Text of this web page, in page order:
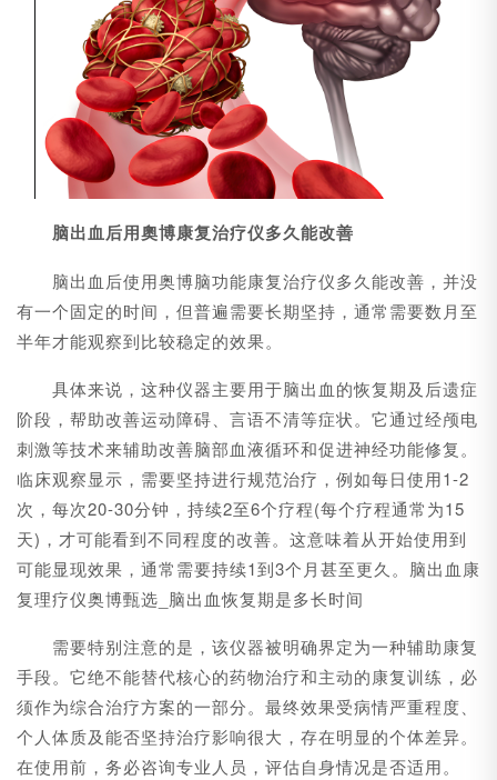
脑出血后用奧博康复治疗仪多久能改善
脑出血后使用奥博脑功能康复治疗仪多久能改善，并没
有一个固定的时间，但普遍需要长期坚持，通常需要数月至
半年才能观察到比较稳定的效果。
具体来说，这种仪器主要用于脑出血的恢复期及后遗症
阶段，帮助改善运动障碍、言语不清等症状。它通过经颅电
刺激等技术来辅助改善脑部血液循环和促进神经功能修复。
临床观察显示，需要坚持进行规范治疗，例如每日使用1-2
次，每次20-30分钟，持续2至6个疗程(每个疗程通常为15
天)，才可能看到不同程度的改善。这意味着从开始使用到
可能显现效果，通常需要持续1到3个月甚至更久。脑出血康
复理疗仪奥博甄选_脑出血恢复期是多长时间
需要特别注意的是，该仪器被明确界定为一种辅助康复
手段。它绝不能替代核心的药物治疗和主动的康复训练，必
须作为综合治疗方案的一部分。最终效果受病情严重程度、
个人体质及能否坚持治疗影响很大，存在明显的个体差异。
在使用前，务必咨询专业人员，评估自身情况是否适用。